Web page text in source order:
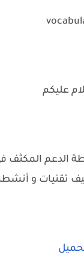
عليكم
الدعم المكثف
تقنيات و